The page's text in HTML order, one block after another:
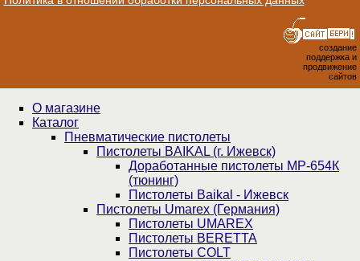
создание
поддержка и
продвижение
сайтов
О магазине
Каталог
Пнев­ма­ти­чес­кие пистолеты
Пистолеты BAIKAL (г. Ижевск)
Доработанные пистолеты МР-654К
(тюнинг)
Пистолеты Baikal - Ижевск
Пистолеты Umarex (Германия)
Пистолеты UMAREX
Пистолеты BERETTA
Пистолеты COLT